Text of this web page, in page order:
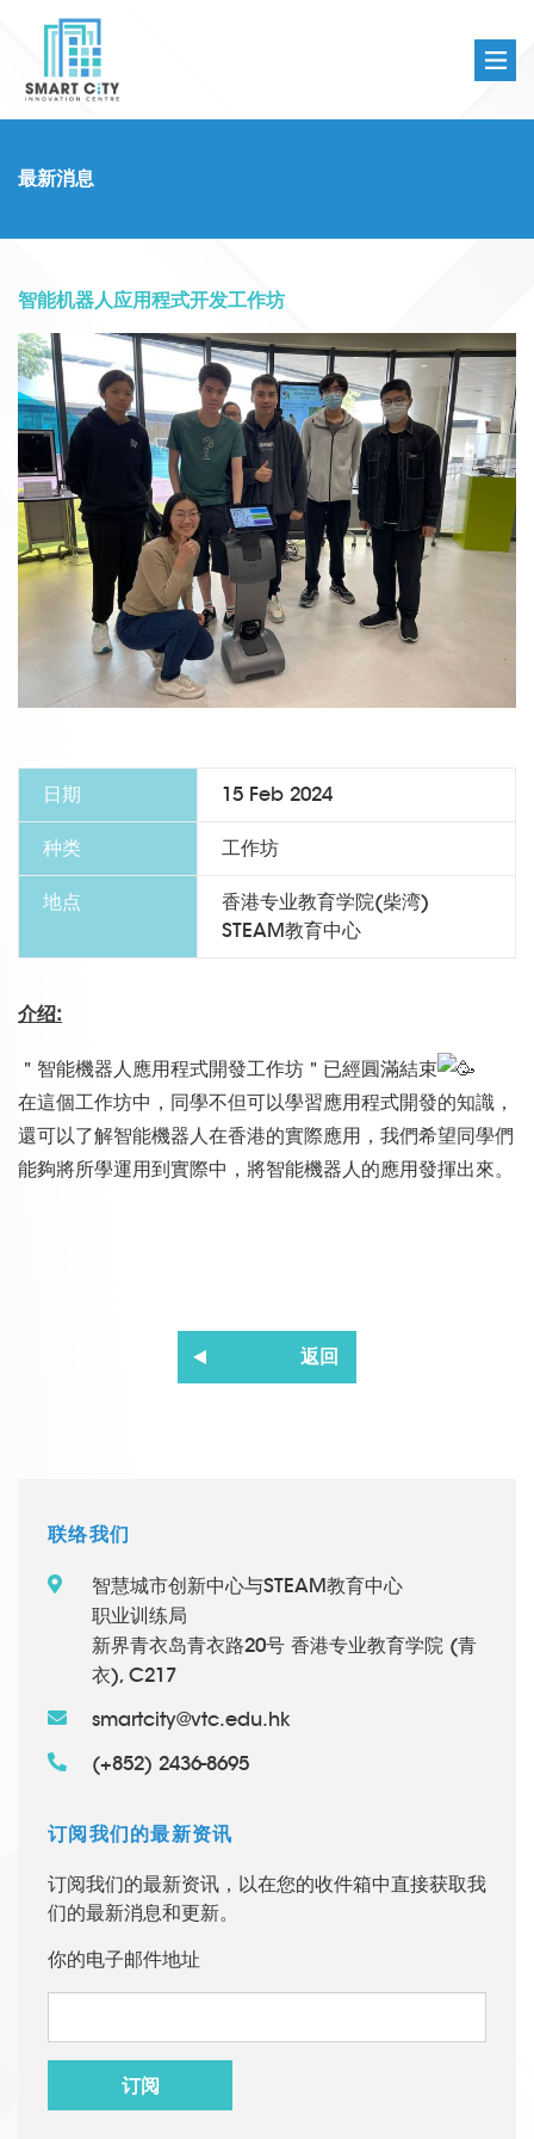
最新消息
智能机器人应用程式开发工作坊
日期 15 Feb 2024
种类 工作坊
地点
香港专业教育学院(柴湾)
STEAM教育中心
介绍:
＂智能機器人應用程式開發工作坊＂已經圓滿結束
在這個工作坊中，同學不但可以學習應用程式開發的知識，
還可以了解智能機器人在香港的實際應用，我們希望同學們
能夠將所學運用到實際中，將智能機器人的應用發揮出來。
返回
联络我们
智慧城市创新中心与STEAM教育中心
职业训练局
新界青衣岛青衣路20号 香港专业教育学院 (青
衣), C217
smartcity@vtc.edu.hk
(+852) 2436-8695
订阅我们的最新资讯
订阅我们的最新资讯，以在您的收件箱中直接获取我
们的最新消息和更新。
你的电子邮件地址
订阅